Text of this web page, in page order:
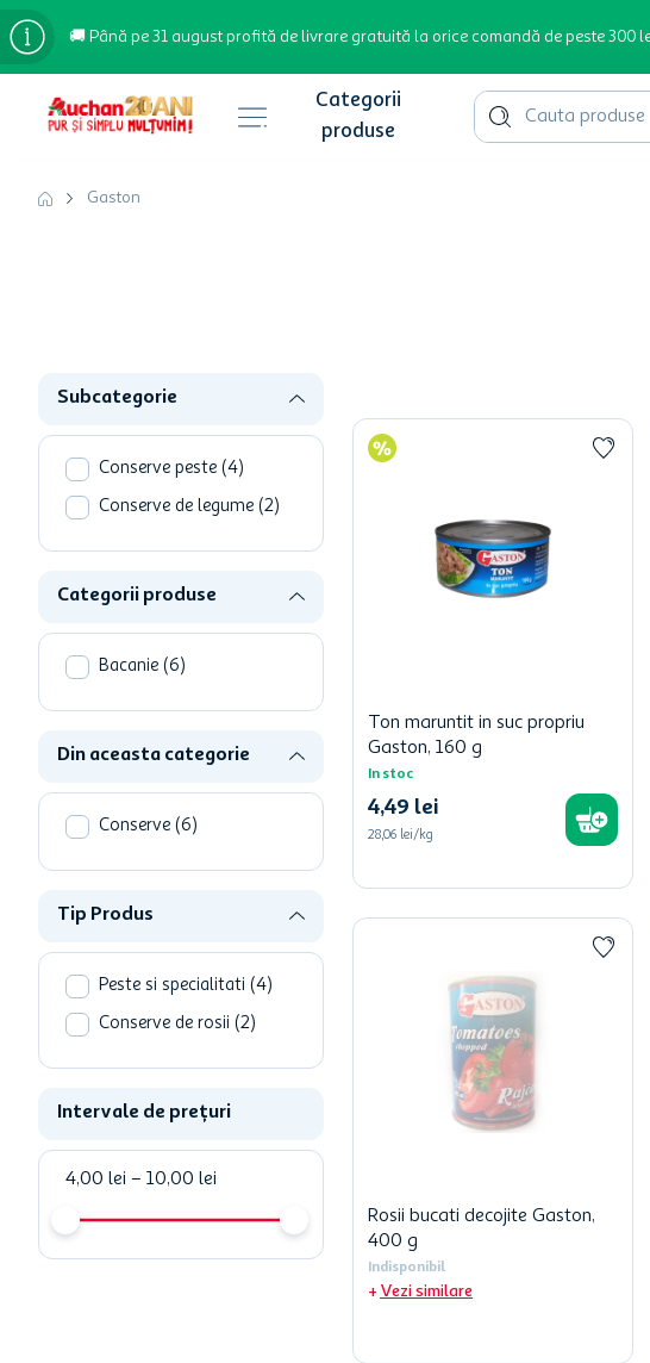
🚚 Până pe 31 august profită de livrare gratuită la orice comandă de peste 300
Cauta produse
hartie igienica
Gaston
Subcategorie
Conserve peste (4)
Conserve de legume (2)
Categorii produse
Bacanie (6 )
Din aceasta categorie
Conserve (6 )
Tip Produs
Peste si specialitati (4)
Conserve de rosii (2)
Intervale de prețuri
4,00 lei – 10,00 lei
Ton maruntit in suc propriu
Gaston, 160 g
In stoc
4,49 lei
28,06 lei/kg
Rosii bucati decojite Gaston,
400 g
Indisponibil
Vezi similare